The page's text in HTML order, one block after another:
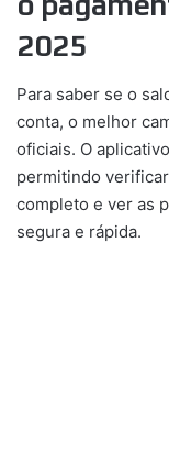
2025
Para saber se o
conta, o melhor
oficiais. O aplicativo
permitindo
completo e ver as
segura e rápida.